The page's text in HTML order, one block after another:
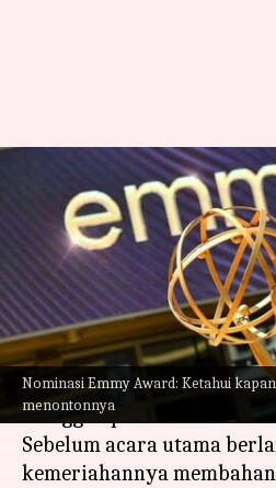
Nominasi Emmy Award: Ketahui
menontonnya
Nominasi Emmy
Waktu Dan Cara
Ajang Bergengsi
menulis Handoko Jul 12, 2023
Apa ceritanya
Emmy Awardtelah
menggemparkan dunia!
Sebelum acara utama
kemeriahannya